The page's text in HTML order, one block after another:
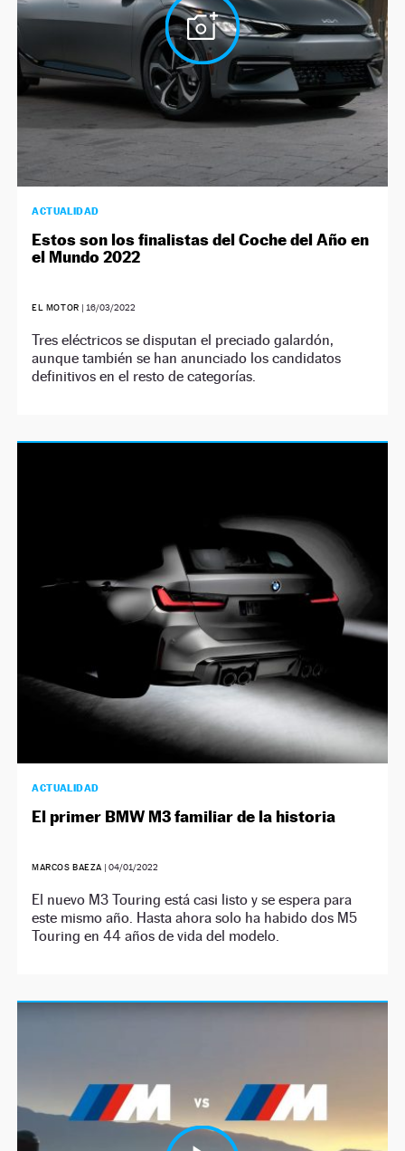
ACTUALIDAD
Estos son los finalistas del Coche del Año en
el Mundo 2022
EL MOTOR | 16/03/2022
Tres eléctricos se disputan el preciado galardón,
aunque también se han anunciado los candidatos
definitivos en el resto de categorías.
ACTUALIDAD
El primer BMW M3 familiar de la historia
MARCOS BAEZA |04/01/2022
El nuevo M3 Touring está casi listo y se espera para
este mismo año. Hasta ahora solo ha habido dos M5
Touring en 44 años de vida del modelo.